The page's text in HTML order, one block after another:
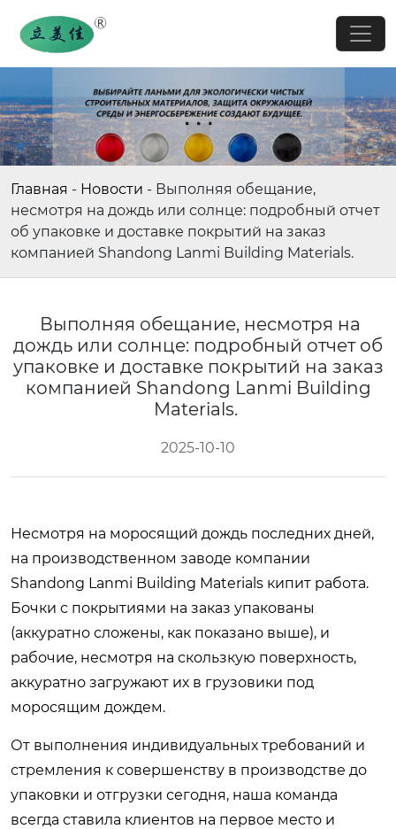
Главная - Новости - Выполняя обещание,
несмотря на дождь или солнце: подробный отчет
об упаковке и доставке покрытий на заказ
компанией Shandong Lanmi Building Materials.
Выполняя обещание, несмотря на
дождь или солнце: подробный отчет об
упаковке и доставке покрытий на заказ
компанией Shandong Lanmi Building
Materials.
2025-10-10
Несмотря на моросящий дождь последних дней,
на производственном заводе компании
Shandong Lanmi Building Materials кипит работа.
Бочки с покрытиями на заказ упакованы
(аккуратно сложены, как показано выше), и
рабочие, несмотря на скользкую поверхность,
аккуратно загружают их в грузовики под
моросящим дождем.
От выполнения индивидуальных требований и
стремления к совершенству в производстве до
упаковки и отгрузки сегодня, наша команда
всегда ставила клиентов на первое место и